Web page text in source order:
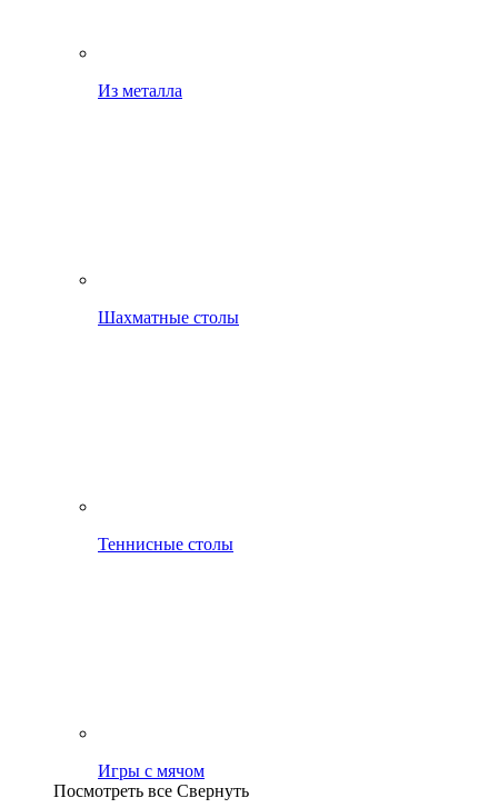
Из металла
Шахматные столы
Теннисные столы
Игры с мячом
Посмотреть все Свернуть